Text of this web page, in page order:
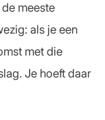
meeste
als je een
met die
Je hoeft daar